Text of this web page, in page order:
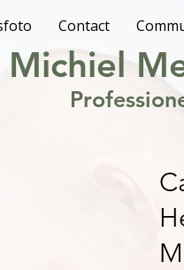
Contact
Michiel